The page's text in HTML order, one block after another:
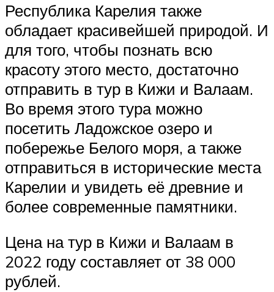
Республика Карелия также
обладает красивейшей природой. И
для того, чтобы познать всю
красоту этого место, достаточно
отправить в тур в Кижи и Валаам.
Во время этого тура можно
посетить Ладожское озеро и
побережье Белого моря, а также
отправиться в исторические места
Карелии и увидеть её древние и
более современные памятники.
Цена на тур в Кижи и Валаам в
2022 году составляет от 38 000
рублей.